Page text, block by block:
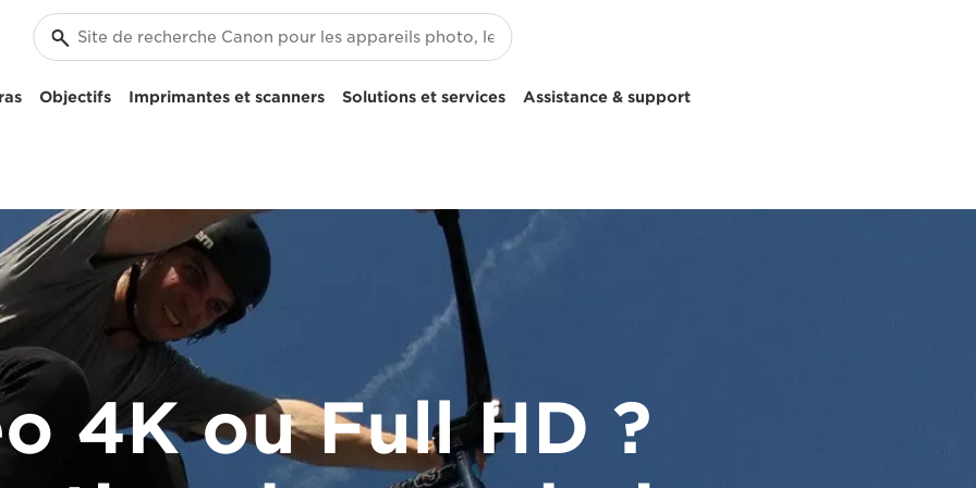
Objectifs Imprimantes et scanners Solutions et services Assistance & support
4K ou Full HD ?